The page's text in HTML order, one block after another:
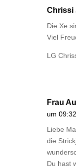
Chrissi
Die Xe
Viel
LG
Frau
um 09:32
Liebe
die
Du hast